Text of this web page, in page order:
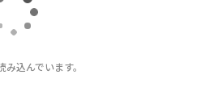
来た！」 ｜アマゾン ジャパンができるまで 第8
｜アマゾン ジャパ